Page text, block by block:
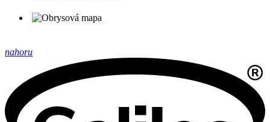
nahoru